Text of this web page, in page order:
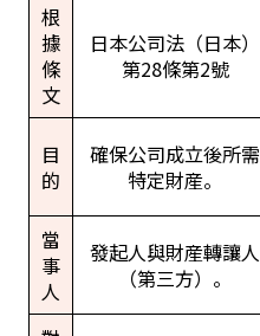
根
據
條
文
日本公司法（日本）
第28條第2號
目
的
確保公司成立後所需
特定財産。
當
事
人
發起人與財産轉讓人
（第三方）。